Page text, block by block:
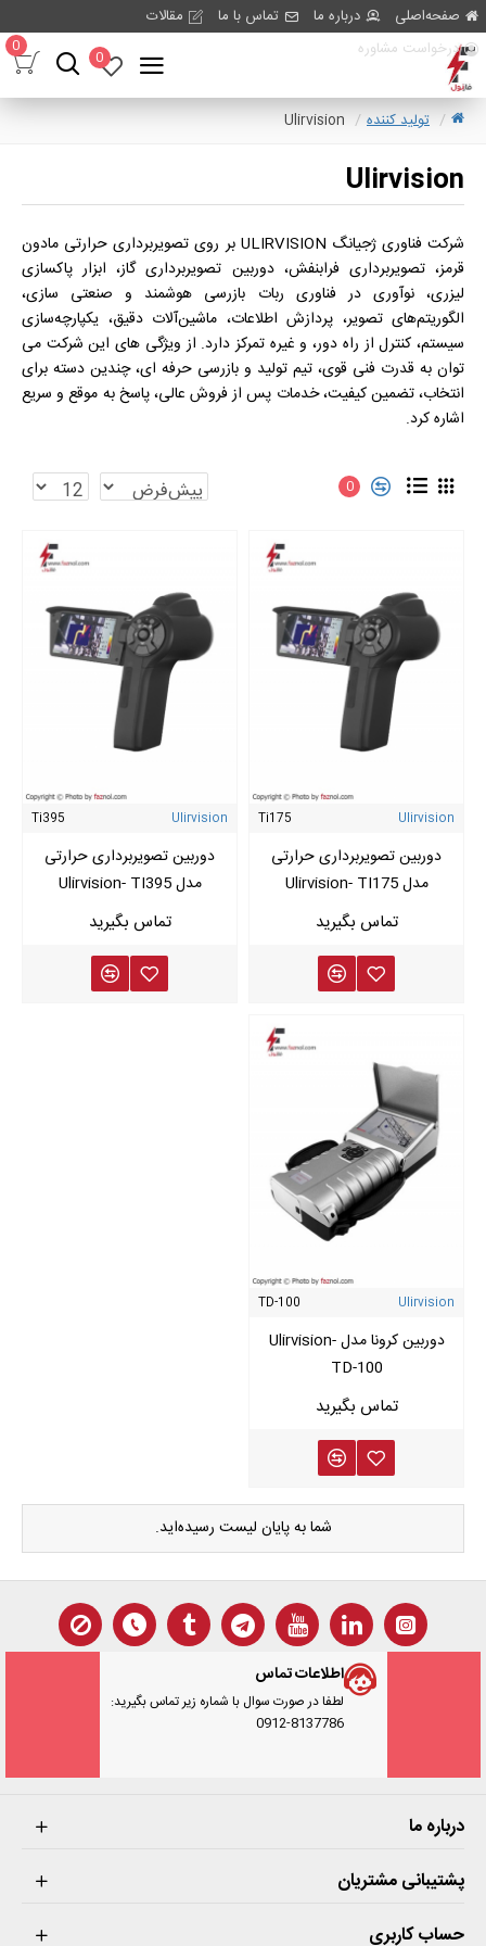
صفحه‌اصلی درباره ما تماس با ما
مقالات
درخواست مشاوره
0
0
تولید کننده Ulirvision
Ulirvision
شرکت فناوری ژجیانگ ULIRVISION بر روی تصویربرداری حرارتی مادون
قرمز، تصویربرداری فرابنفش، دوربین تصویربرداری گاز، ابزار پاکسازی
لیزری، نوآوری در فناوری ربات بازرسی هوشمند و صنعتی سازی،
الگوریتم‌های تصویر، پردازش اطلاعات، ماشین‌آلات دقیق، یکپارچه‌سازی
سیستم، کنترل از راه دور، و غیره تمرکز دارد. از ویژگی های این شرکت می
توان به قدرت فنی قوی، تیم تولید و بازرسی حرفه ای، چندین دسته برای
انتخاب، تضمین کیفیت، خدمات پس از فروش عالی، پاسخ به موقع و سریع
اشاره کرد.
0
Ulirvision
Ti175
دوربین تصویربرداری حرارتی
مدل Ulirvision- TI175
Ulirvision
Ti395
دوربین تصویربرداری حرارتی
مدل Ulirvision- TI395
Ulirvision
TD-100
دوربین کرونا مدل Ulirvision-
TD-100
شما به پایان لیست رسیده‌اید.
اطلاعات تماس
لطفا در صورت سوال با شماره زیر تماس بگیرید:
0912-8137786
درباره ما
پشتیبانی مشتریان
حساب کاربری